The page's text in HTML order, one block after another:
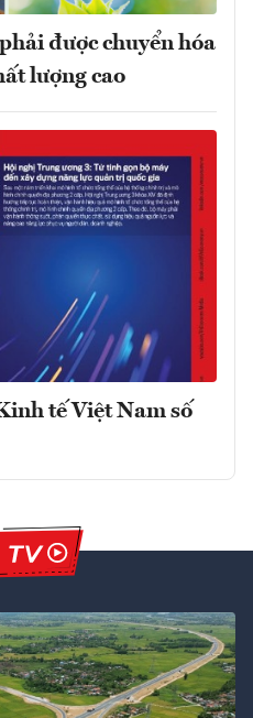
được chuyển hóa
lượng cao
tế Việt Nam số